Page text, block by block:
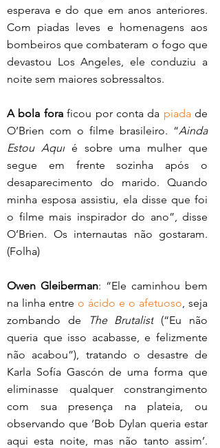
esperava e do que em anos anteriores.
Com piadas leves e homenagens aos
bombeiros que combateram o fogo que
devastou Los Angeles, ele conduziu a
noite sem maiores sobressaltos.
A bola fora ficou por conta da piada de
O’Brien com o filme brasileiro. “Ainda
Estou Aqui é sobre uma mulher que
segue em frente sozinha após o
desaparecimento do marido. Quando
minha esposa assistiu, ela disse que foi
o filme mais inspirador do ano”, disse
O’Brien. Os internautas não gostaram.
(Folha)
Owen Gleiberman: “Ele caminhou bem
na linha entre o ácido e o afetuoso , seja
zombando de
The Brutalist (“Eu não
queria que isso acabasse, e felizmente
não acabou”), tratando o desastre de
Karla Sofía Gascón de uma forma que
eliminasse qualquer constrangimento
com sua presença na plateia, ou
observando que ‘Bob Dylan queria estar
aqui esta noite, mas não tanto assim’.